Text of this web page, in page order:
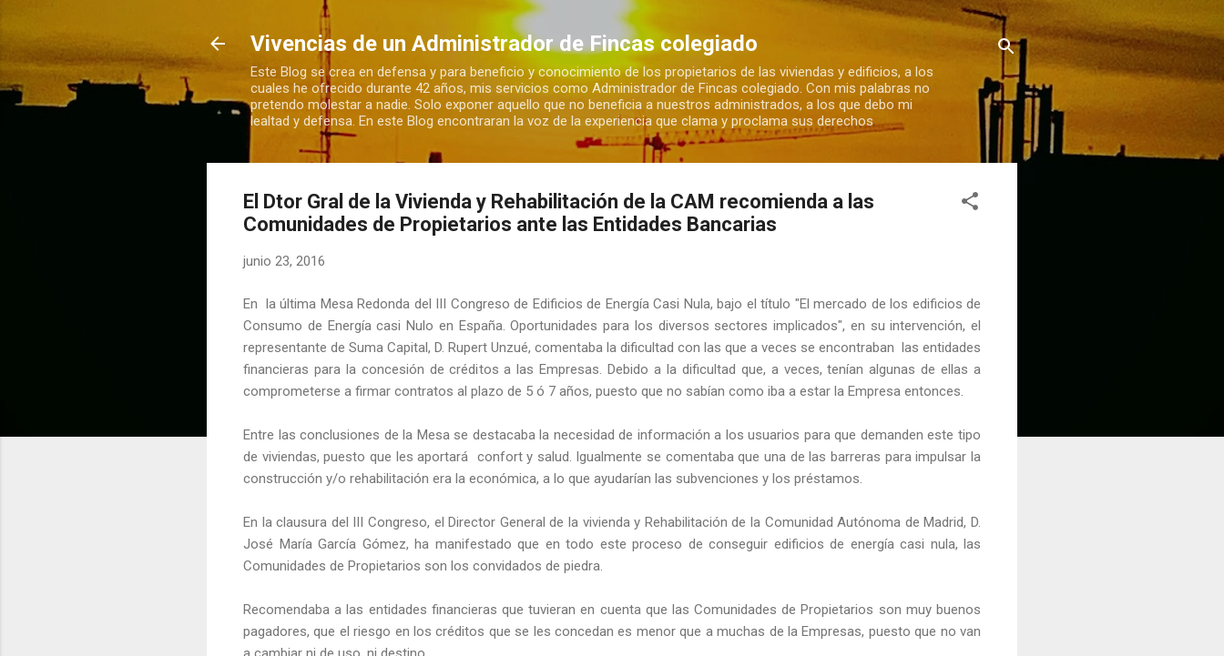
Ir al contenido principal
Vivencias de un Administrador de Fincas colegiado
Este Blog se crea en defensa y para beneficio y conocimiento de los propietarios de las viviendas y edificios, a los
cuales he ofrecido durante 42 años, mis servicios como Administrador de Fincas colegiado. Con mis palabras no
pretendo molestar a nadie. Solo exponer aquello que no beneficia a nuestros administrados, a los que debo mi
lealtad y defensa. En este Blog encontraran la voz de la experiencia que clama y proclama sus derechos
El Dtor Gral de la Vivienda y Rehabilitación de la CAM recomienda a las
Comunidades de Propietarios ante las Entidades Bancarias
junio 23, 2016
En la última Mesa Redonda del III Congreso de Edificios de Energía Casi Nula, bajo el título "El mercado de los edificios de
Consumo de Energía casi Nulo en España. Oportunidades para los diversos sectores implicados", en su intervención, el
representante de Suma Capital, D. Rupert Unzué, comentaba la dificultad con las que a veces se encontraban las entidades
financieras para la concesión de créditos a las Empresas. Debido a la dificultad que, a veces, tenían algunas de ellas a
comprometerse a firmar contratos al plazo de 5 ó 7 años, puesto que no sabían como iba a estar la Empresa entonces.
Entre las conclusiones de la Mesa se destacaba la necesidad de información a los usuarios para que demanden este tipo
de viviendas, puesto que les aportará confort y salud. Igualmente se comentaba que una de las barreras para impulsar la
construcción y/o rehabilitación era la económica, a lo que ayudarían las subvenciones y los préstamos.
En la clausura del III Congreso, el Director General de la vivienda y Rehabilitación de la Comunidad Autónoma de Madrid, D.
José María García Gómez, ha manifestado que en todo este proceso de conseguir edificios de energía casi nula, las
Comunidades de Propietarios son los convidados de piedra.
Recomendaba a las entidades financieras que tuvieran en cuenta que las Comunidades de Propietarios son muy buenos
pagadores, que el riesgo en los créditos que se les concedan es menor que a muchas de la Empresas, puesto que no van